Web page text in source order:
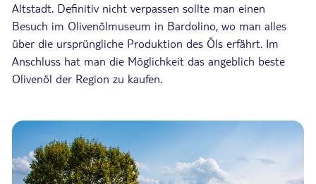
Altstadt. Definitiv nicht verpassen sollte man einen
Besuch im Olivenölmuseum in Bardolino, wo man alles
über die ursprüngliche Produktion des Öls erfährt. Im
Anschluss hat man die Möglichkeit das angeblich beste
Olivenöl der Region zu kaufen.